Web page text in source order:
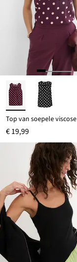
Top van soepele viscose
€ 19,99